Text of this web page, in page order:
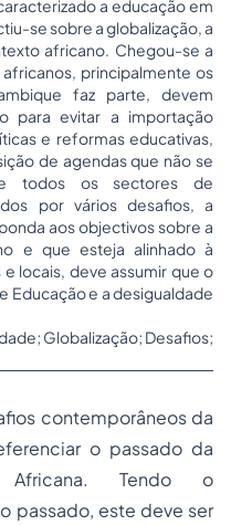
a educação em
se sobre a globalização, a
africano. Chegou-se a
principalmente os
faz parte, devem
para evitar a importação
e reformas educativas,
de agendas que não se
todos os sectores de
por vários desafios, a
aos objectivos sobre a
e que esteja alinhado à
locais, deve assumir que o
Educação e a desigualdade
Globalização; Desafios;
contemporâneos da
o passado da
Tendo o
passado, este deve ser